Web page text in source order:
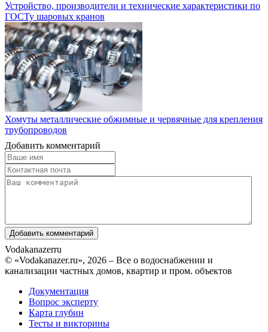
Устройство, производители и технические характеристики по
ГОСТу шаровых кранов
Хомуты металлические обжимные и червячные для крепления
трубопроводов
Добавить комментарий
Vodakanazerru
© «Vodakanazer.ru», 2026 – Все о водоснабжении и
канализации частных домов, квартир и пром. объектов
Документация
Вопрос эксперту
Карта глубин
Тесты и викторины